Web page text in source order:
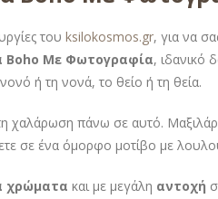
του ksilokosmos.gr, για να
Boho Με Φωτογραφία, ιδανικό
ή τη νονά, το θείο ή τη θεία.
χαλάρωση πάνω σε αυτό.
σε ένα όμορφο μοτίβο με
χρώματα και με μεγάλη αντοχή